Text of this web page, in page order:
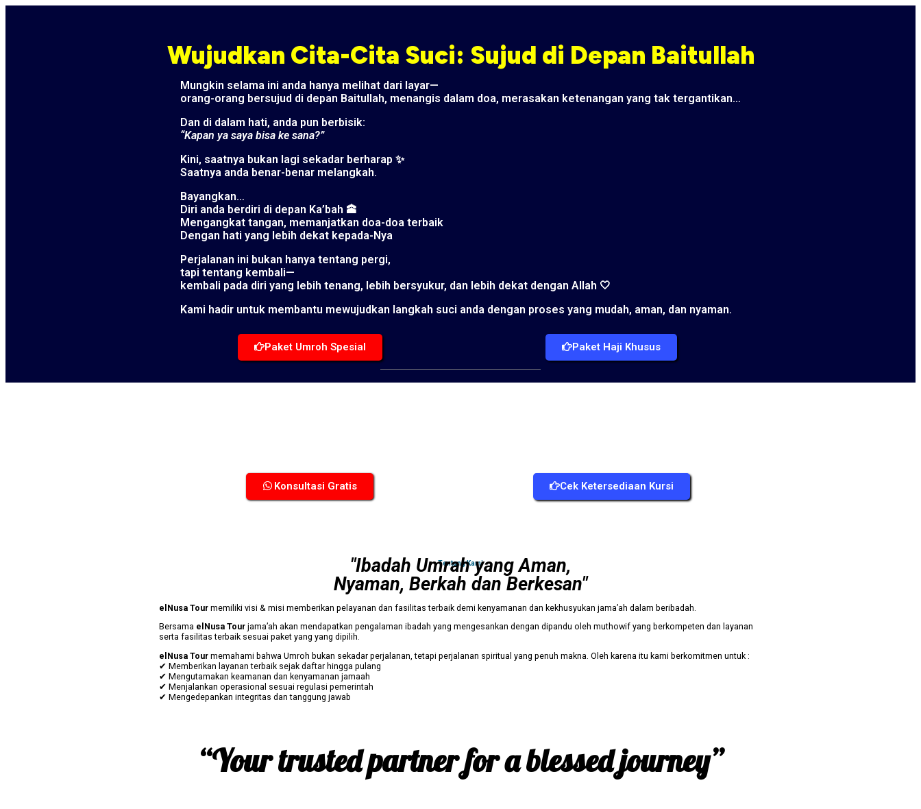
Wujudkan Cita-Cita Suci: Sujud di Depan Baitullah
Mungkin selama ini anda hanya melihat dari layar—
orang-orang bersujud di depan Baitullah, menangis dalam doa, merasakan ketenangan yang tak tergantikan…
Dan di dalam hati, anda pun berbisik:
“Kapan ya saya bisa ke sana?”
Kini, saatnya bukan lagi sekadar berharap ✨
Saatnya anda benar-benar melangkah.
Bayangkan…
Diri anda berdiri di depan Ka’bah 🕋
Mengangkat tangan, memanjatkan doa-doa terbaik
Dengan hati yang lebih dekat kepada-Nya
Perjalanan ini bukan hanya tentang pergi,
tapi tentang kembali—
kembali pada diri yang lebih tenang, lebih bersyukur, dan lebih dekat dengan Allah 🤍
Kami hadir untuk membantu mewujudkan langkah suci anda dengan proses yang mudah, aman, dan nyaman.
Paket Umroh Spesial Paket Haji Khusus
Konsultasi Gratis Cek Ketersediaan Kursi
Tentang Kami
"Ibadah Umrah yang Aman,
Nyaman, Berkah dan Berkesan"
elNusa Tour memiliki visi & misi memberikan pelayanan dan fasilitas terbaik demi kenyamanan dan kekhusyukan jama’ah dalam beribadah.
Bersama elNusa Tour jama’ah akan mendapatkan pengalaman ibadah yang mengesankan dengan dipandu oleh muthowif yang berkompeten dan layanan
serta fasilitas terbaik sesuai paket yang yang dipilih.
elNusa Tour memahami bahwa Umroh bukan sekadar perjalanan, tetapi perjalanan spiritual yang penuh makna. Oleh karena itu kami berkomitmen untuk :
✔ Memberikan layanan terbaik sejak daftar hingga pulang
✔ Mengutamakan keamanan dan kenyamanan jamaah
✔ Menjalankan operasional sesuai regulasi pemerintah
✔ Mengedepankan integritas dan tanggung jawab
“Your trusted partner for a blessed journey”